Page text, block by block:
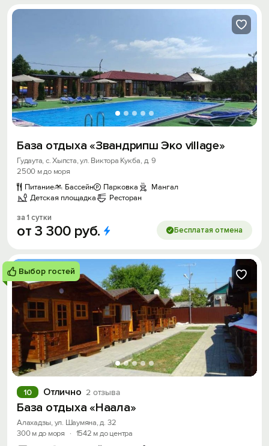
База отдыха «Звандрипш Эко village»
Гудаута, с. Хыпста, ул. Виктора Кукба, д. 9
2500 м до моря
Питание
Бассейн Парковка
Мангал
Детская площадка
Ресторан
за 1 сутки
от3 300 руб. Бесплатая отмена
Выбор гостей
Отлично 2 отзыва
10
База отдыха «Наала»
Алахадзы, ул. Шаумяна, д. 32
300 м до моря
· 1542 м до центра